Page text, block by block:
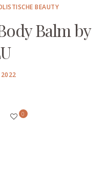
BEAUTY
Balm by
0